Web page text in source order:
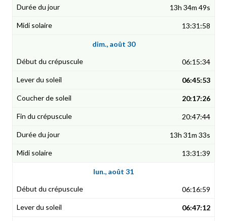
13h 34m 49s
13:31:58
dim., août 30
06:15:34
06:45:53
20:17:26
20:47:44
13h 31m 33s
13:31:39
lun., août 31
06:16:59
06:47:12